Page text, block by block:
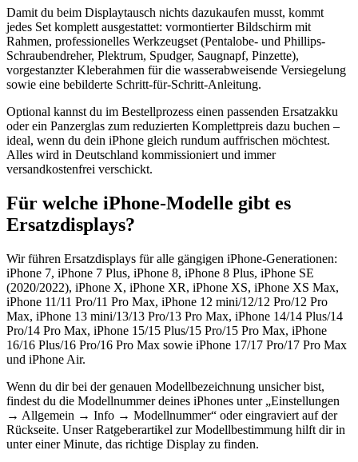
Damit du beim Displaytausch nichts dazukaufen musst, kommt
jedes Set komplett ausgestattet: vormontierter Bildschirm mit
Rahmen, professionelles Werkzeugset (Pentalobe- und Phillips-
Schraubendreher, Plektrum, Spudger, Saugnapf, Pinzette),
vorgestanzter Kleberahmen für die wasserabweisende Versiegelung
sowie eine bebilderte Schritt-für-Schritt-Anleitung.
Optional kannst du im Bestellprozess einen passenden Ersatzakku
oder ein Panzerglas zum reduzierten Komplettpreis dazu buchen –
ideal, wenn du dein iPhone gleich rundum auffrischen möchtest.
Alles wird in Deutschland kommissioniert und immer
versandkostenfrei verschickt.
Für welche iPhone-Modelle gibt es
Ersatzdisplays?
Wir führen Ersatzdisplays für alle gängigen iPhone-Generationen:
iPhone 7, iPhone 7 Plus, iPhone 8, iPhone 8 Plus, iPhone SE
(2020/2022), iPhone X, iPhone XR, iPhone XS, iPhone XS Max,
iPhone 11/11 Pro/11 Pro Max, iPhone 12 mini/12/12 Pro/12 Pro
Max, iPhone 13 mini/13/13 Pro/13 Pro Max, iPhone 14/14 Plus/14
Pro/14 Pro Max, iPhone 15/15 Plus/15 Pro/15 Pro Max, iPhone
16/16 Plus/16 Pro/16 Pro Max sowie iPhone 17/17 Pro/17 Pro Max
und iPhone Air.
Wenn du dir bei der genauen Modellbezeichnung unsicher bist,
findest du die Modellnummer deines iPhones unter „Einstellungen
→ Allgemein → Info → Modellnummer“ oder eingraviert auf der
Rückseite. Unser Ratgeberartikel zur Modellbestimmung hilft dir in
unter einer Minute, das richtige Display zu finden.